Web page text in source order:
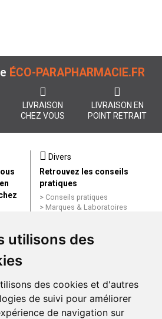
utilisons des
des cookies et d'autres
de suivi pour améliorer
de navigation sur
ÉCO-PARAPHARMACIE.FR
LIVRAISON
CHEZ VOUS
LIVRAISON EN
POINT RETRAIT
Divers
Retrouvez les conseils
pratiques
Conseils pratiques
Marques & Laboratoires
Mentions légales
Données personnelles
ligne
Livraison / Point retrait